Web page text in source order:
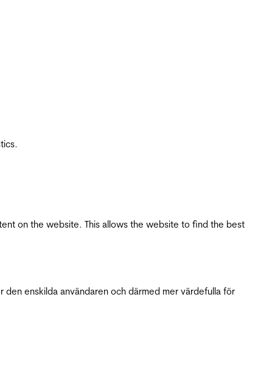
on the website. This allows the website to find the best
enskilda användaren och därmed mer värdefulla för